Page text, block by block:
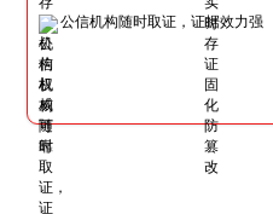
公信机构随时取证，证据效力强